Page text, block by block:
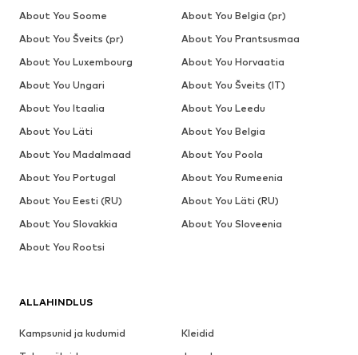
ALLAHINDLUS
Kampsunid ja kudumid
Kleidid
About You Soome
About You Belgia (pr)
About You Šveits (pr)
About You Prantsusmaa
About You Luxembourg
About You Horvaatia
About You Ungari
About You Šveits (IT)
About You Itaalia
About You Leedu
About You Läti
About You Belgia
About You Madalmaad
About You Poola
About You Portugal
About You Rumeenia
About You Eesti (RU)
About You Läti (RU)
About You Slovakkia
About You Sloveenia
About You Rootsi